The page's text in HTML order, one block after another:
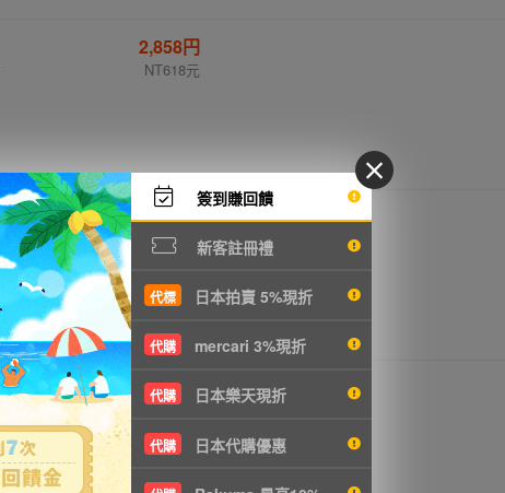
簽到賺回饋
新客註冊禮
代標 日本拍賣 5%現折
代購 mercari 3%現折
代購 日本樂天現折
代購 日本代購優惠
2,858円
NT618元
4,874円
NT1054元
7,680円
NT1661元